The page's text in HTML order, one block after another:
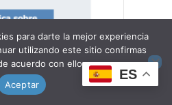
ES
para darte la mejor experiencia
utilizando este sitio confirmas
acuerdo con ello.
Aceptar